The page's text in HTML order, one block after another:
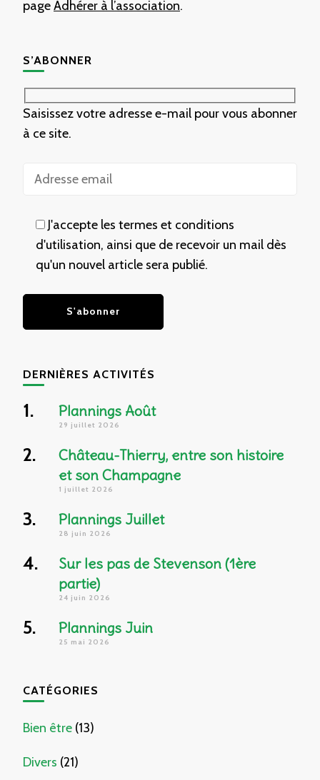
pageAdhérer à l’association.
S’ABONNER
Saisissez votre adresse e-mail pour vous abonner
à ce site.
J'accepte les termes et conditions
d'utilisation, ainsi que de recevoir un mail dès
qu'un nouvel article sera publié.
DERNIÈRES ACTIVITÉS
Plannings Août
29 juillet 2026
Château-Thierry, entre son histoire
et son Champagne
1 juillet 2026
Plannings Juillet
28 juin 2026
Sur les pas de Stevenson (1ère
partie)
24 juin 2026
Plannings Juin
25 mai 2026
CATÉGORIES
Bien être (13)
Divers (21)